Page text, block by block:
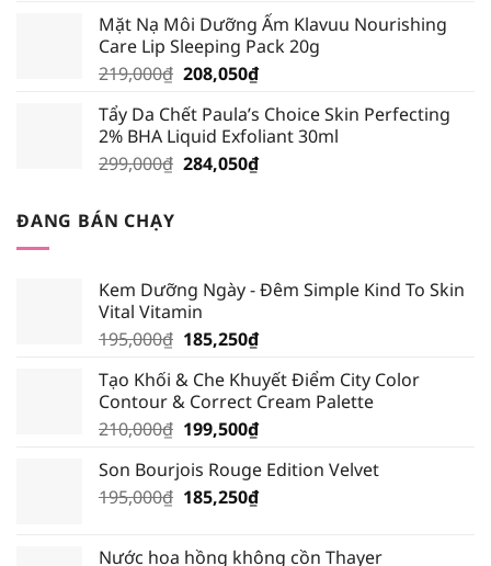
là:
195,000₫.
tại
là:
185,250₫.
Mặt Nạ Môi Dưỡng Ẩm Klavuu Nourishing
Care Lip Sleeping Pack 20g
219,000₫ Giá
là:
219,000₫.
208,050₫Giá
tại
là:
208,050₫.
Tẩy Da Chết Paula’s Choice Skin Perfecting
2% BHA Liquid Exfoliant 30ml
299,000₫ Giá
284,050₫Giá
ĐANG BÁN CHẠY
Kem Dưỡng Ngày - Đêm Simple Kind To Skin
Vital Vitamin
195,000₫ Giá
là:
195,000₫.
185,250₫Giá
tại
là:
185,250₫.
Tạo Khối & Che Khuyết Điểm City Color
Contour & Correct Cream Palette
210,000₫ Giá
là:
210,000₫.
199,500₫Giá
tại
là:
Son Bourjois Rouge Edition Velvet
195,000₫ Giá
185,250₫Giá
Nước hoa hồng không cồn Thayer